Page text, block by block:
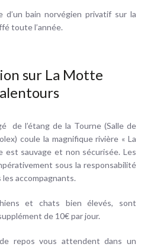
d’un bain norvégien privatif sur la
toute l’année.
sur La Motte
de l’étang de la Tourne (Salle de
coule la magnifique rivière « La
est sauvage et non sécurisée. Les
sous la responsabilité
accompagnants.
et chats bien élevés, sont
de 10€ par jour.
repos vous attendent dans un